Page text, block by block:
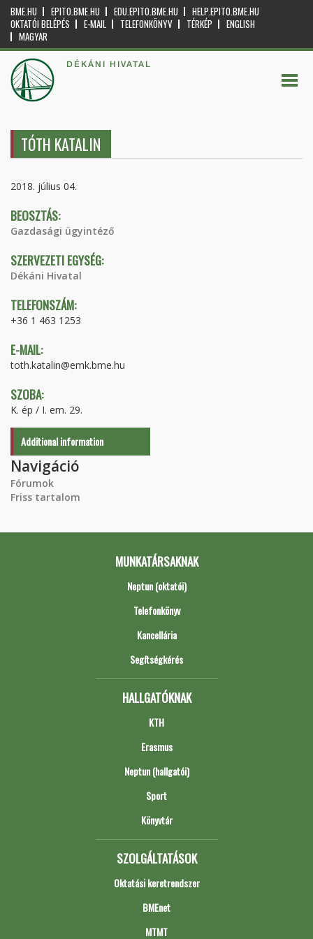
BME.HU EPITO.BME.HU EDU.EPITO.BME.HU
HELP.EPITO.BME.HU
OKTATÓI BELÉPÉS
E-MAIL TELEFONKÖNYV TÉRKÉP
ENGLISH
MAGYAR
DÉKÁNI HIVATAL
TÓTH KATALIN
2018. július 04.
BEOSZTÁS:
Gazdasági ügyintéző
SZERVEZETI EGYSÉG:
Dékáni Hivatal
TELEFONSZÁM:
+36 1 463 1253
E-MAIL:
toth.katalin@emk.bme.hu
SZOBA:
K. ép / I. em. 29.
Additional information
Navigáció
Fórumok
Friss tartalom
MUNKATÁRSAKNAK
Neptun (oktatói)
Telefonkönyv
Kancellária
Segítségkérés
HALLGATÓKNAK
KTH
Erasmus
Neptun (hallgatói)
Sport
Könyvtár
SZOLGÁLTATÁSOK
Oktatási keretrendszer
BMEnet
MTMT